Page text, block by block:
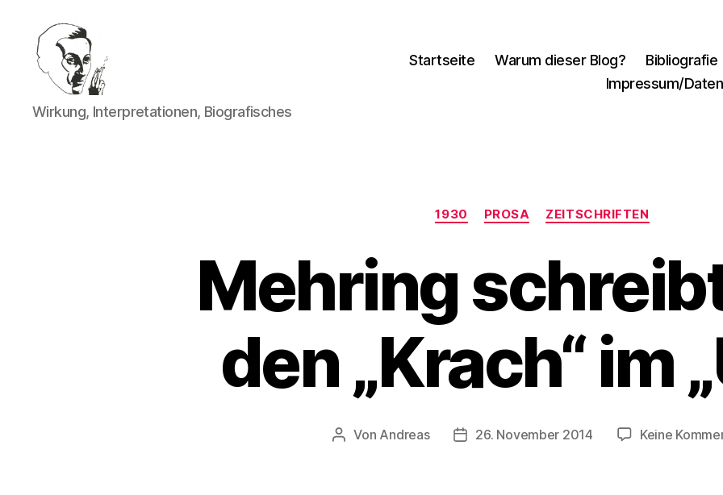
Walter
Mehring
Wirkung, Interpretationen, Biografisches
Startseite Warum dieser Blog? Bibliografie
Impressum/
Kategorien
1930 PROSA ZEITSCHRIFTEN
Mehring
den „Krach“ im
Beitragsautor
Von Andreas Beitragsdatum
26. November 2014 Keine